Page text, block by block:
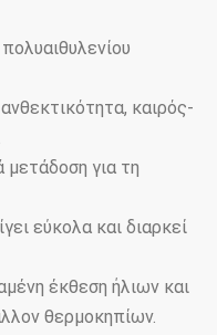
καιρός-
για τη
εύκολα και διαρκεί
έκθεση ήλιων και
θερμοκηπίων.